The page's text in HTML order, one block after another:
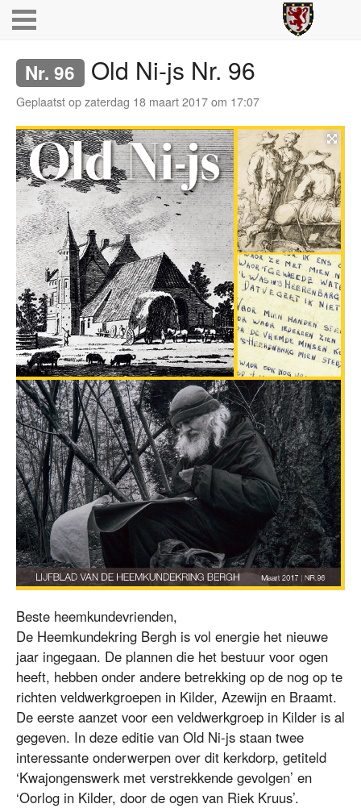
Nr. 96 Old Ni-js Nr. 96
Geplaatst op zaterdag 18 maart 2017 om 17:07
Beste heemkundevrienden,
De Heemkundekring Bergh is vol energie het nieuwe
jaar ingegaan. De plannen die het bestuur voor ogen
heeft, hebben onder andere betrekking op de nog op te
richten veldwerkgroepen in Kilder, Azewijn en Braamt.
De eerste aanzet voor een veldwerkgroep in Kilder is al
gegeven. In deze editie van Old Ni-js staan twee
interessante onderwerpen over dit kerkdorp, getiteld
‘Kwajongenswerk met verstrekkende gevolgen’ en
‘Oorlog in Kilder, door de ogen van Riek Kruus’.